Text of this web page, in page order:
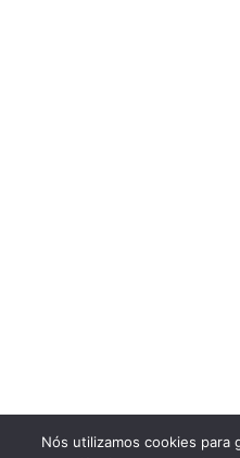
Nós utilizamos cookies para